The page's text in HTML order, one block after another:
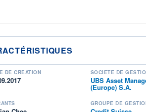
DE CRÉATION SOCIÉTÉ DE
UBS Asset
(Europe) S.A.
GROUPE DE